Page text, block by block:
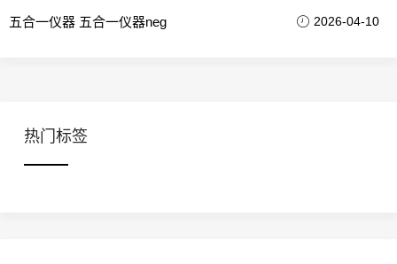
五合一仪器 五合一仪器neg 2026-04-10
热门标签